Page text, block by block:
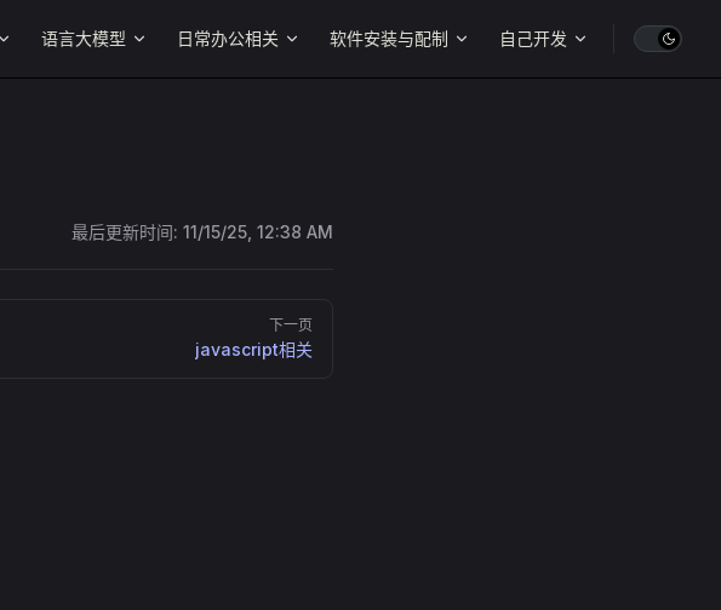
语言大模型 日常办公相关 软件安装与配制 自己开发
最后更新时间: 11/15/25, 12:38 AM
下一页
javascript相关